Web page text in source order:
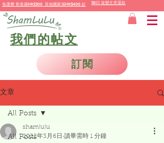
免運費 香港滿HK$300 其他國家滿HK$400 起 30日 改變主意退款
我們的帖文
訂閱
文章
All Posts
All Posts
shamlulu
2022年3月6日 讀畢需時 1 分鐘